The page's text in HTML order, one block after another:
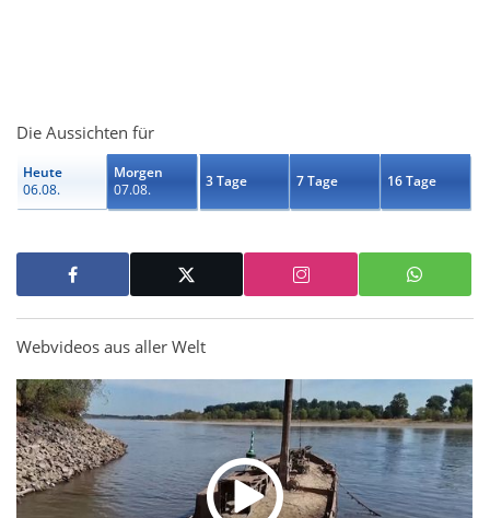
Die Aussichten für
Heute
06.08.
Morgen
07.08.
3 Tage 7 Tage 16 Tage
Webvideos aus aller Welt